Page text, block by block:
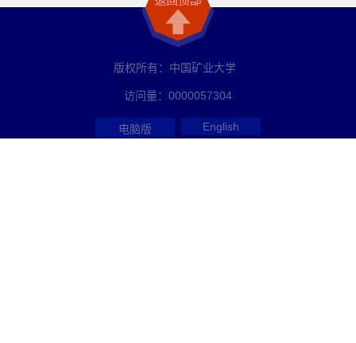
版权所有：中国矿业大学
访问量： 0000057304
电脑版 English